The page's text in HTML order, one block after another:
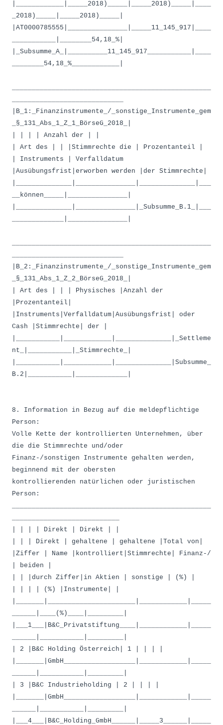
|____________|_____2018)_____|_____2018)_____|____
_2018)_____|_____2018)_____|
|AT0000785555|_______________|_____11_145_917|____
___________|________54,18_%|
|_Subsumme_A_|__________11_145_917___________|____
________54,18_%____________|
|B_1:_Finanzinstrumente_/_sonstige_Instrumente_gem
_§_131_Abs_1_Z_1_BörseG_2018_|
| | | | Anzahl der | |
| Art des | | |Stimmrechte die | Prozentanteil |
| Instruments | Verfalldatum
|Ausübungsfrist|erworben werden |der Stimmrechte|
__können_____|_______________|
|______________|_______________|_Subsumme_B.1_|___
|B_2:_Finanzinstrumente_/_sonstige_Instrumente_gem
_§_131_Abs_1_Z_2_BörseG_2018_|
| Art des | | | Physisches |Anzahl der
|Prozentanteil|
|Instruments|Verfalldatum|Ausübungsfrist| oder
Cash |Stimmrechte| der |
|___________|____________|______________|_Settleme
nt_|___________|_Stimmrechte_|
|___________|____________|______________|Subsumme_
B.2|___________|_____________|
8. Information in Bezug auf die meldepflichtige
Person:
Volle Kette der kontrollierten Unternehmen, über
die die Stimmrechte und/oder
Finanz-/sonstigen Instrumente gehalten werden,
beginnend mit der obersten
kontrollierenden natürlichen oder juristischen
Person:
| | | | Direkt | Direkt | |
| | | Direkt | gehaltene | gehaltene |Total von|
|Ziffer | Name |kontrolliert|Stimmrechte| Finanz-/
| beiden |
| | |durch Ziffer|in Aktien | sonstige | (%) |
| | | | (%) |Instrumente| |
______|____(%)____|_________|
|___1___|B&C_Privatstiftung____|____________|_____
| 2 |B&C Holding Österreich| 1 | | | |
|_______|GmbH__________________|____________|_____
| 3 |B&C Industrieholding | 2 | | | |
|_______|GmbH__________________|____________|_____
|___4___|B&C_Holding_GmbH______|_____3______|_____